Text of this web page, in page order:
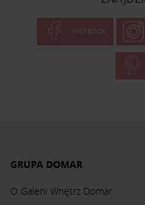
FACEBOOK
GRUPA DOMAR
O Galerii Wnętrz Domar